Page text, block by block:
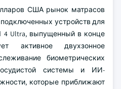
США рынок матрасов
устройств для
4 Ultra, выпущенный в конце
активное двухзонное
биометрических
системы и ИИ-
которые приближают